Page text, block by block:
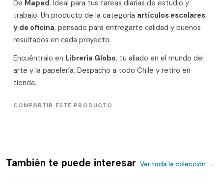
De Maped. Ideal para tus tareas diarias de estudio y
trabajo. Un producto de la categoría artículos escolares
y de oficina, pensado para entregarte calidad y buenos
resultados en cada proyecto.
Encuéntralo en Librería Globo, tu aliado en el mundo del
arte y la papelería. Despacho a todo Chile y retiro en
tienda.
COMPARTIR ESTE PRODUCTO
También te puede interesar Ver toda la colección →